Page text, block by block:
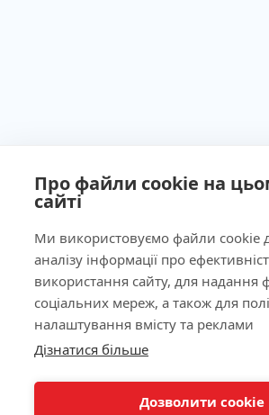
Про файли cookie на
сайті
Ми використовуємо файли cookie
аналізу інформації про
використання сайту, для надання
соціальних мереж, а також для
налаштування вмісту та реклами
Дізнатися більше
Дозволити cookie
Ліцензія МОЗ України №603260 від
Наша адреса
КНОПКА